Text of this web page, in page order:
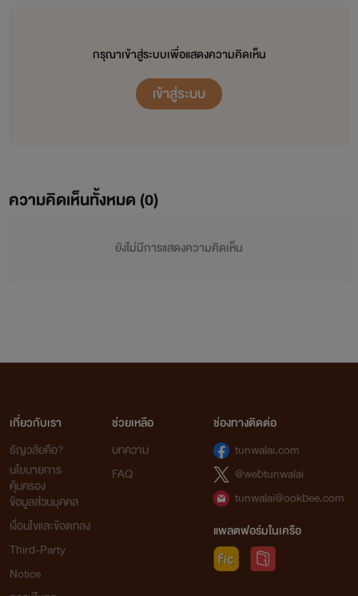
กรุณาเข้าสู่ระบบเพื่อแสดงความคิดเห็น
เข้าสู่ระบบ
ความคิดเห็นทั้งหมด (0)
ยังไม่มีการแสดงความคิดเห็น
เกี่ยวกับเรา
ธัญวลัยคือ?
นโยบายการ
คุ้มครอง
ข้อมูลส่วนบุคคล
เงื่อนไขและข้อตกลง
Third-Party
Notice
ช่วยเหลือ
บทความ
FAQ
ช่องทางติดต่อ
tunwalai.com
@webtunwalai
tunwalai@ookbee.com
แพลตฟอร์มในเครือ